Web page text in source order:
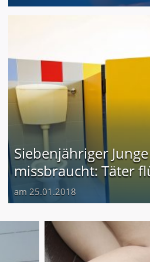
Siebenjähriger
missbraucht: Täter
am 25.01.2018